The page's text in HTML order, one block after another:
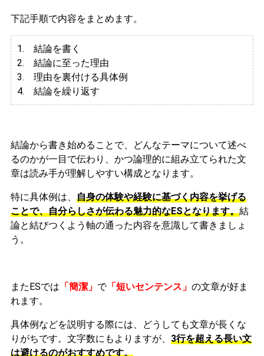
下記手順で内容をまとめます。
1. 結論を書く
2. 結論に至った理由
3. 理由を裏付ける具体例
4. 結論を繰り返す
結論から書き始めることで、どんなテーマについて述べ
るのかが一目で伝わり、かつ論理的に組み立てられた文
章は読み手が理解しやすい構成となります。
特に具体例は、 自身の体験や経験に基づく内容を挙げる
ことで、自分らしさが伝わる魅力的なESとなります。結
論と結びつくよう軸の通った内容を意識して書きましょ
う。
またESでは 「簡潔」 で「短いセンテンス」 の文章が好ま
れます。
具体例などを説明する際には、どうしても文章が長くな
りがちです。文字数にもよりますが、 3行を超える長い文
は避けるのがおすすめです。